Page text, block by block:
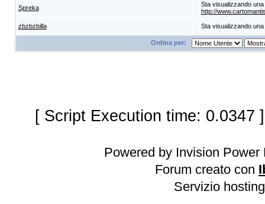
Spreka
Sta visualizzando
http://
zbzbzbilla Sta visualizzando
Ordina per:
[ Script Execution time:
Powered by Invision
Forum creato con
Servizio